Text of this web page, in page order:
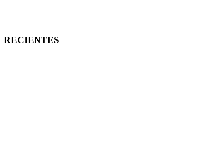
RECIENTES